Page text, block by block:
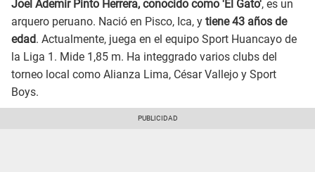
Joel Ademir Pinto Herrera, conocido como 'El Gato', es un
arquero peruano. Nació en Pisco, Ica, y tiene 43 años de
edad. Actualmente, juega en el equipo Sport Huancayo de
la Liga 1. Mide 1,85 m. Ha integgrado varios clubs del
torneo local como Alianza Lima, César Vallejo y Sport
Boys.